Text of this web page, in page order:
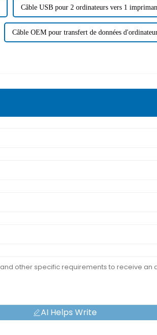
Câble USB pour 2 ordinateurs vers 1
Câble OEM pour transfert de données
AI Helps Write